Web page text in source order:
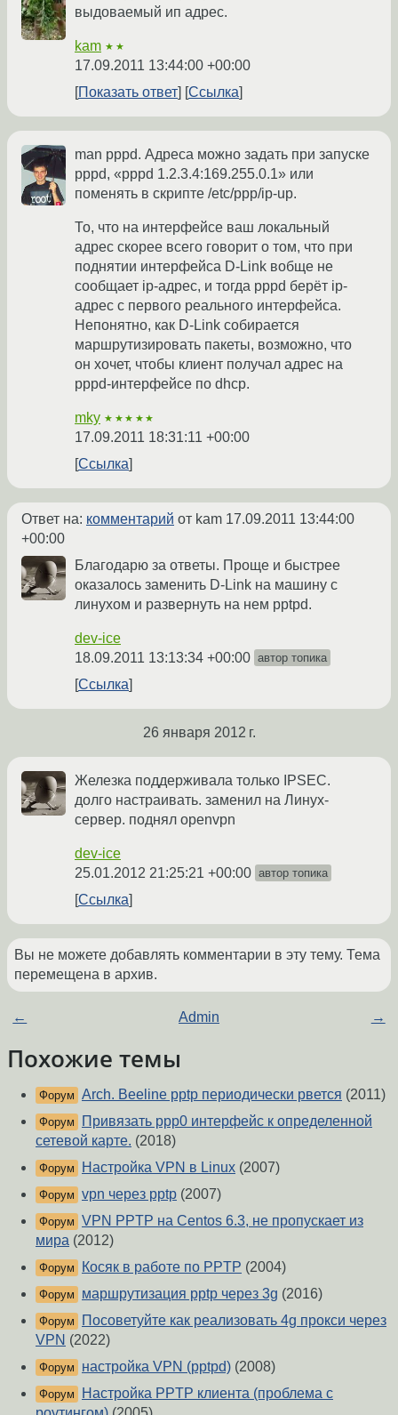
выдоваемый ип адрес.
kam ★★
17.09.2011 13:44:00 +00:00
Показать ответ
Ссылка
man pppd. Адреса можно задать при запуске
pppd, «pppd 1.2.3.4:169.255.0.1» или
поменять в скрипте /etc/ppp/ip-up.
То, что на интерфейсе ваш локальный
адрес скорее всего говорит о том, что при
поднятии интерфейса D-Link вобще не
сообщает ip-адрес, и тогда pppd берёт ip-
адрес с первого реального интерфейса.
Непонятно, как D-Link собирается
маршрутизировать пакеты, возможно, что
он хочет, чтобы клиент получал адрес на
pppd-интерфейсе по dhcp.
mky ★★★★★
17.09.2011 18:31:11 +00:00
Ссылка
Ответ на: комментарий от kam 17.09.2011 13:44:00
+00:00
Благодарю за ответы. Проще и быстрее
оказалось заменить D-Link на машину с
линухом и развернуть на нем pptpd.
dev-ice
18.09.2011 13:13:34 +00:00 автор топика
Ссылка
26 января 2012 г.
Железка поддерживала только IPSEC.
долго настраивать. заменил на Линух-
сервер. поднял openvpn
dev-ice
25.01.2012 21:25:21 +00:00 автор топика
Ссылка
Вы не можете добавлять комментарии в эту тему. Тема
перемещена в архив.
← Admin →
Похожие темы
Форум Arch. Beeline pptp периодически рвется (2011)
Форум
Привязать ppp0 интерфейс к определенной
сетевой карте. (2018)
Форум Настройка VPN в Linux (2007)
Форум vpn через pptp (2007)
Форум VPN PPTP на Centos 6.3, не пропускает из
мира (2012)
Форум Косяк в работе по PPTP (2004)
Форум маршрутизация pptp через 3g (2016)
Форум
Посоветуйте как реализовать 4g прокси через
VPN (2022)
Форум настройка VPN (pptpd) (2008)
Форум
Настройка PPTP клиента (проблема с